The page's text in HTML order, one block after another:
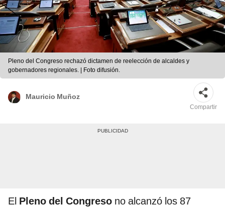
Pleno del Congreso rechazó dictamen de reelección de alcaldes y
gobernadores regionales. | Foto difusión.
Mauricio Muñoz
Compartir
El Pleno del Congreso no alcanzó los 87